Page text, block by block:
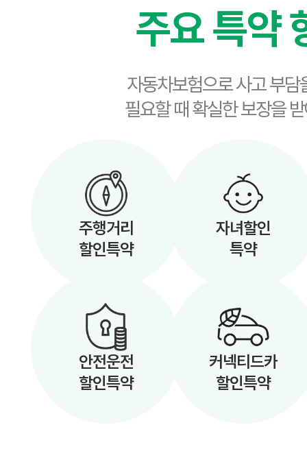
주요 특약
자동차보험으로 사고 부담
필요할 때 확실한 보장을
주행거리
할인특약
자녀할인
특약
안전운전
할인특약
커넥티드카
할인특약